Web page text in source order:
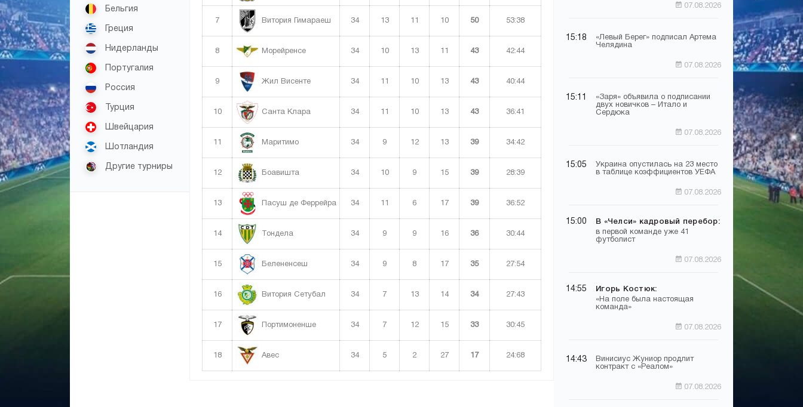
Бельгия
Греция
Нидерланды
Португалия
Россия
Турция
Швейцария
Шотландия
Другие турниры
7 Витория Гимараеш 34 13 11 10 50 53:38
8 Морейренсе 34 10 13 11 43 42:44
9 Жил Висенте 34 11 10 13 43 40:44
10 Санта Клара 34 11 10 13 43 36:41
11 Маритимо 34 9 12 13 39 34:42
12 Боавишта 34 10 9 15 39 28:39
13 Пасуш де Феррейра 34 11 6 17 39 36:52
14 Тондела 34 9 9 16 36 30:44
15 Белененсеш 34 9 8 17 35 27:54
16 Витория Сетубал 34 7 13 14 34 27:43
17 Портимоненше 34 7 12 15 33 30:45
18 Авес 34 5 2 27 17 24:68
07.08.2026
15:18
«Левый Берег» подписал Артема
Челядина
07.08.2026
15:11
«Заря» объявила о подписании
двух новичков – Итало и
Сердюка
07.08.2026
15:05
Украина опустилась на 23 место
в таблице коэффициентов УЕФА
07.08.2026
15:00 В «Челси» кадровый перебор:
в первой команде уже 41
футболист
07.08.2026
14:55 Игорь Костюк:
«На поле была настоящая
команда»
07.08.2026
14:43
Винисиус Жуниор продлит
контракт с «Реалом»
07.08.2026